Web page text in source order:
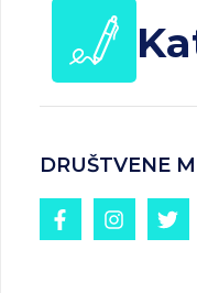
DRUŠTVENE